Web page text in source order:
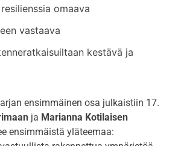
omaava
vastaava
kestävä ja
ensimmäinen osa julkaistiin 17.
ja Marianna Kotilaisen
ensimmäistä yläteemaa: